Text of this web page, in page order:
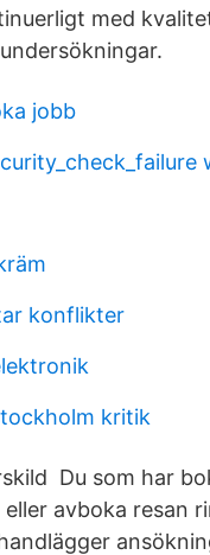
med
jobb
konflikter
kritik
Du som har
avboka resan